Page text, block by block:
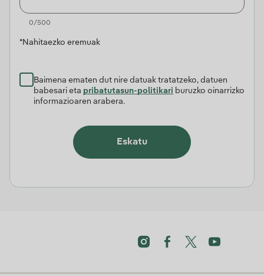
0/500
*Nahitaezko eremuak
Baimena ematen dut nire datuak tratatzeko, datuen
babesari eta pribatutasun-politikari buruzko oinarrizko
informazioaren arabera.
Eskatu